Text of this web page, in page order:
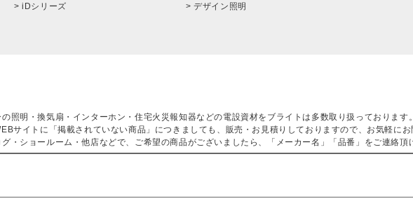
> iDシリーズ > デザイン照明
照明・換気扇・インターホン・住宅火災報知器などの電設資材をブライトは多数取り扱っております。
サイトに「掲載されていない商品」につきましても、販売・お見積りしておりますので、お気軽に
・ショールーム・他店などで、ご希望の商品がございましたら、「メーカー名」「品番」をご連絡頂